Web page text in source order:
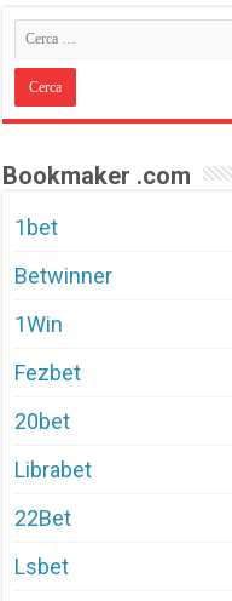
Bookmaker .com
1bet
Betwinner
1Win
Fezbet
20bet
Librabet
22Bet
Lsbet